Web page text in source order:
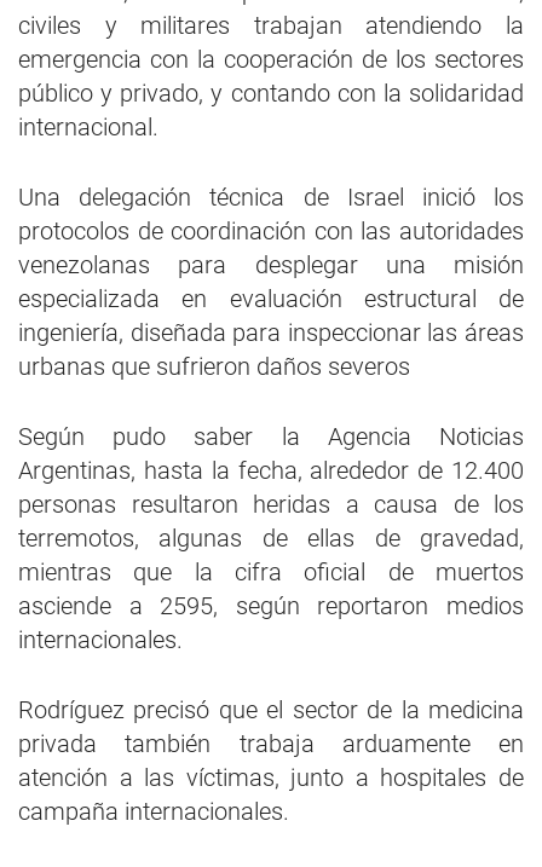
civiles y militares trabajan atendiendo la
emergencia con la cooperación de los sectores
público y privado, y contando con la solidaridad
internacional.
Una delegación técnica de Israel inició los
protocolos de coordinación con las autoridades
venezolanas para desplegar una misión
especializada en evaluación estructural de
ingeniería, diseñada para inspeccionar las áreas
urbanas que sufrieron daños severos
Según pudo saber la Agencia Noticias
Argentinas, hasta la fecha, alrededor de 12.400
personas resultaron heridas a causa de los
terremotos, algunas de ellas de gravedad,
mientras que la cifra oficial de muertos
asciende a 2595, según reportaron medios
internacionales.
Rodríguez precisó que el sector de la medicina
privada también trabaja arduamente en
atención a las víctimas, junto a hospitales de
campaña internacionales.